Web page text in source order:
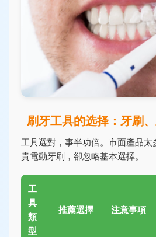
刷牙工具的选择：牙刷
工具選對，事半功倍。市面產品太
貴電動牙刷，卻忽略基本選擇。
工
具
類
型
推薦選擇 注意事項